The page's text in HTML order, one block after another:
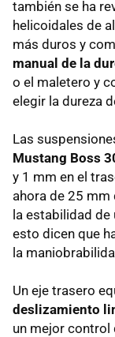
también se ha
helicoidales de
más duros y
manual de la
o el maletero y
elegir la dureza
Las
Mustang Boss
y 1 mm en el
ahora de 25
la estabilidad de
esto dicen que
la
Un eje trasero
deslizamiento
un mejor control